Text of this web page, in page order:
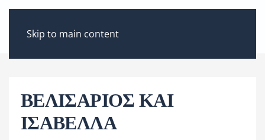
Skip to main content
ΒΕΛΙΣΑΡΙΟΣ ΚΑΙ
ΙΣΑΒΕΛΛΑ